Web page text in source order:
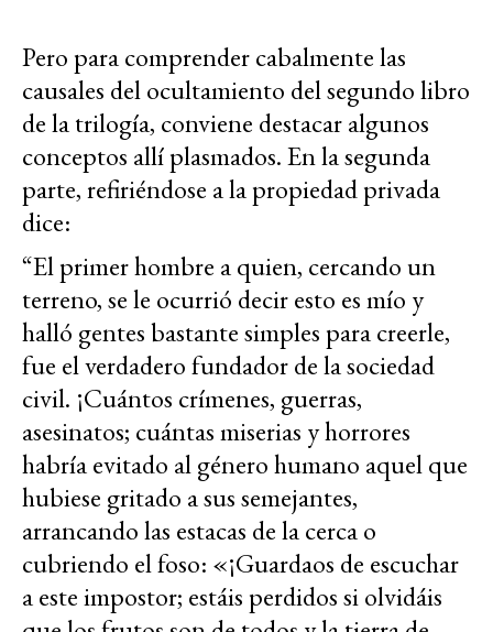
Pero para comprender cabalmente las
causales del ocultamiento del segundo libro
de la trilogía, conviene destacar algunos
conceptos allí plasmados. En la segunda
parte, refiriéndose a la propiedad privada
dice:
“El primer hombre a quien, cercando un
terreno, se le ocurrió decir esto es mío y
halló gentes bastante simples para creerle,
fue el verdadero fundador de la sociedad
civil. ¡Cuántos crímenes, guerras,
asesinatos; cuántas miserias y horrores
habría evitado al género humano aquel que
hubiese gritado a sus semejantes,
arrancando las estacas de la cerca o
cubriendo el foso: «¡Guardaos de escuchar
a este impostor; estáis perdidos si olvidáis